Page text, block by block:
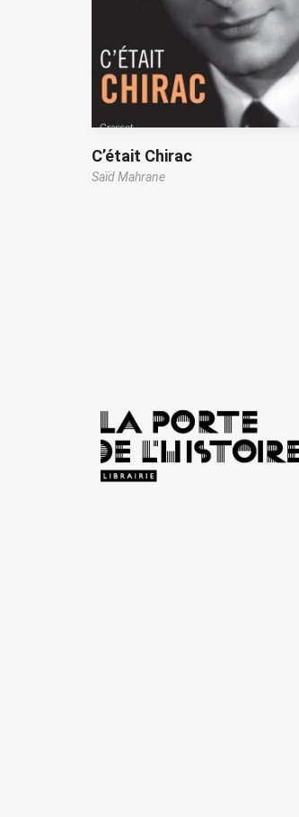
C’était Chirac
Saïd Mahrane